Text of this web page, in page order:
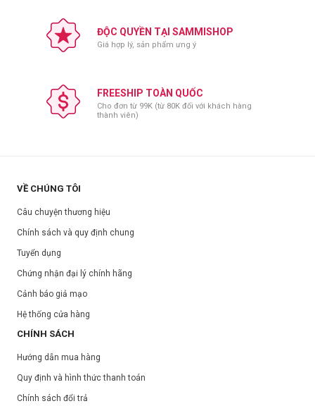
Ngày sản xuất:
ĐỘC QUYỀN TẠI SAMMISHOP
Giá hợp lý, sản phẩm ưng ý
FREESHIP TOÀN QUỐC
Cho đơn từ 99K (từ 80K đối với khách hàng
thành viên)
VỀ CHÚNG TÔI
Câu chuyện thương hiệu
Chính sách và quy định chung
Tuyển dụng
Chứng nhận đại lý chính hãng
Cảnh báo giả mạo
Hệ thống cửa hàng
CHÍNH SÁCH
Hướng dẫn mua hàng
Quy định và hình thức thanh toán
Chính sách đổi trả